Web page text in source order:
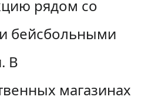
рядом со
бейсбольными
В
магазинах